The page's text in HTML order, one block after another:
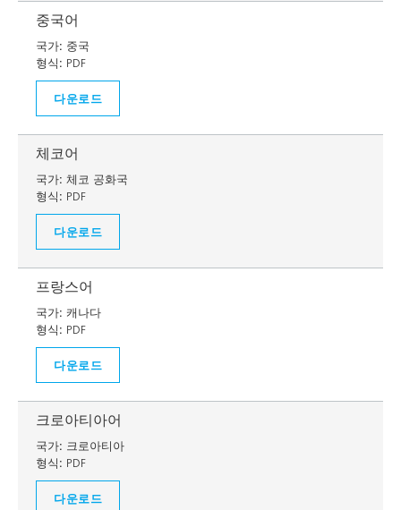
중국어
국가: 중국
형식: PDF
다운로드
체코어
국가: 체코 공화국
형식: PDF
다운로드
프랑스어
국가: 캐나다
형식: PDF
다운로드
크로아티아어
국가: 크로아티아
형식: PDF
다운로드